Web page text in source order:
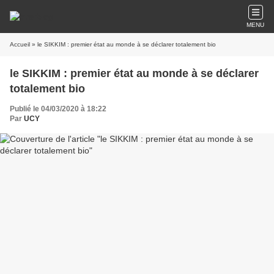
MENU
Accueil » le SIKKIM : premier état au monde à se déclarer totalement bio
le SIKKIM : premier état au monde à se déclarer
totalement bio
Publié le 04/03/2020 à 18:22
Par UCY